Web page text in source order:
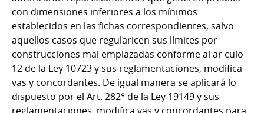
con dimensiones inferiores a los mínimos
establecidos en las fichas correspondientes, salvo
aquellos casos que regularicen sus límites por
construcciones mal emplazadas conforme al ar culo
12 de la Ley 10723 y sus reglamentaciones, modifica
vas y concordantes. De igual manera se aplicará lo
dispuesto por el Art. 282° de la Ley 19149 y sus